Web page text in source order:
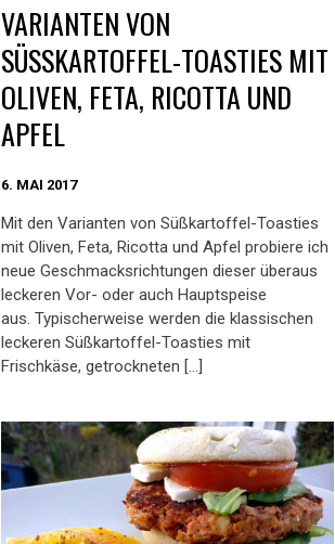
VARIANTEN VON
SÜSSKARTOFFEL-TOASTIES MIT O
LIVEN, FETA, RICOTTA UND A
PFEL
6. MAI 2017
Mit den Varianten von Süßkartoffel-Toasties
mit Oliven, Feta, Ricotta und Apfel probiere ich
neue Geschmacksrichtungen dieser überaus
leckeren Vor- oder auch Hauptspeise
aus. Typischerweise werden die klassischen
leckeren Süßkartoffel-Toasties mit
Frischkäse, getrockneten […]